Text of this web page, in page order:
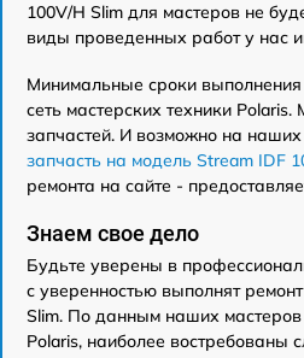
100V/H Slim для мастеров не
виды проведенных работ у нас
Минимальные сроки
сеть мастерских техники
запчастей. И возможно на
запчасть на модель Stream IDF
ремонта на сайте -
Знаем свое дело
Будьте уверены в
с уверенностью выполнят
Slim. По данным наших
Polaris, наиболее востребованы